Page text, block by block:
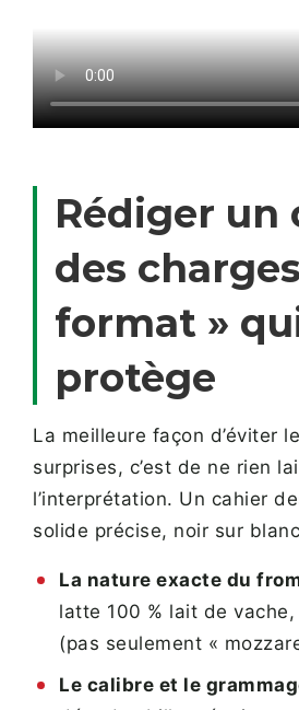
Rédiger un
des
format »
protège
La meilleure façon d’éviter
surprises, c’est de ne rien
l’interprétation. Un cahier
solide précise, noir sur
La nature exacte du
latte 100 % lait de vache,
(pas seulement «
Le calibre et le